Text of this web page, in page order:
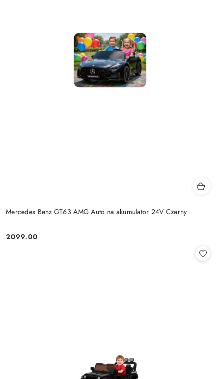
Mercedes Benz GT63 AMG Auto na akumulator 24V Czarny
Cena:
2099.00